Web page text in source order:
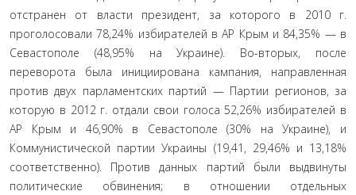
отстранен от власти президент, за которого в 2010 г.
проголосо­вали 78,24% избирателей в АР Крым и 84,35% — в
Севастополе (48,95% на Украине). Во-вторых, после
переворота была ини­циирована кампания, направленная
против двух парламент­ских партий — Партии регионов, за
которую в 2012 г. отдали свои голоса 52,26% избирателей в
АР Крым и 46,90% в Севасто­поле (30% на Украине), и
Коммунистической партии Украины (19,41, 29,46% и 13,18%
соответственно). Против данных пар­тий были выдвинуты
политические обвинения; в отношении отдельных